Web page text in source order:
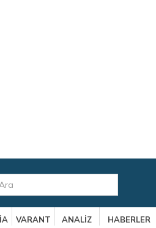
VARANT ANALİZ HABERLER